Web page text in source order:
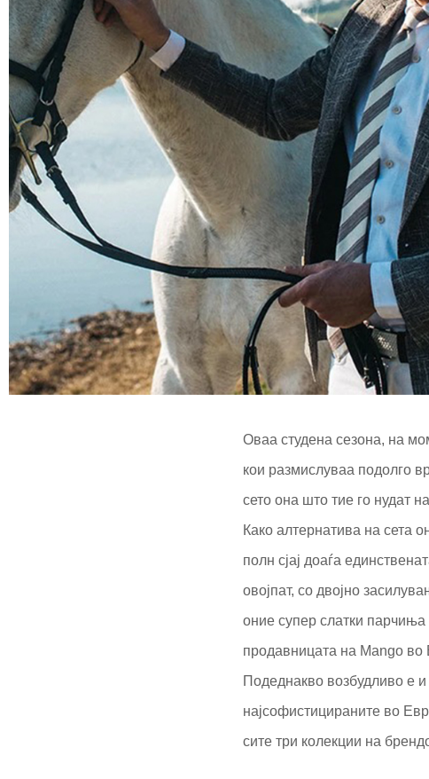
Оваа студена сезона, на
кои размислуваа подолго
сето она што тие го нудат
Како алтернатива на сета
полн сјај доаѓа
овојпат, со двојно
оние супер слатки
продавницата на Mango
Подеднакво возбудливо е
најсофистицираните во
сите три колекции на